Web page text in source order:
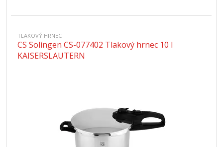
TLAKOVÝ HRNEC
CS Solingen CS-077402 Tlakový hrnec 10 l
KAISERSLAUTERN